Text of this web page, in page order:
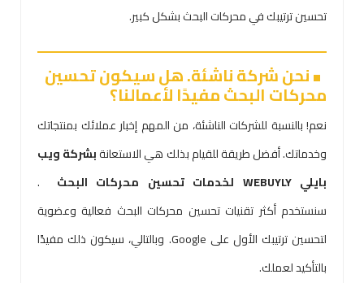
تحسين ترتيبك في محركات البحث بشكل كبير.
نحن شركة ناشئة. هل سيكون تحسين
محركات البحث مفيدًا لأعمالنا؟
نعم! بالنسبة للشركات الناشئة، من المهم إخبار عملائك بمنتجاتك
وخدماتك. أفضل طريقة للقيام بذلك هي الاستعانةبشركة ويب
بايلي WEBUYLY لخدمات تحسين محركات البحث
.
سنستخدم أكثر تقنيات تحسين محركات البحث فعالية وعضوية
لتحسين ترتيبك الأول على Google. وبالتالي، سيكون ذلك مفيدًا
بالتأكيد لعملك.